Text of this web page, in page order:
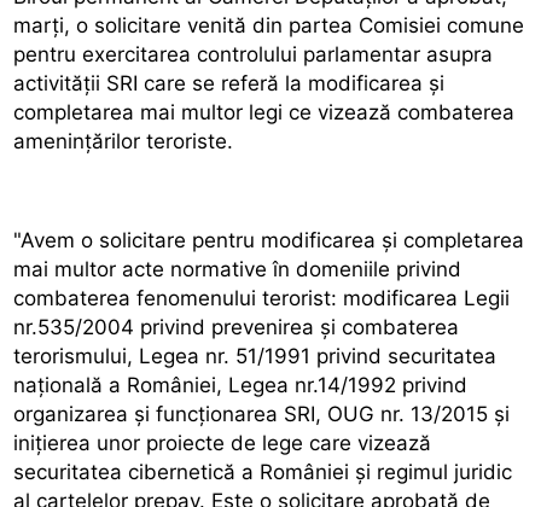
marți, o solicitare venită din partea Comisiei comune
pentru exercitarea controlului parlamentar asupra
activității SRI care se referă la modificarea și
completarea mai multor legi ce vizează combaterea
amenințărilor teroriste.
"Avem o solicitare pentru modificarea și completarea
mai multor acte normative în domeniile privind
combaterea fenomenului terorist: modificarea Legii
nr.535/2004 privind prevenirea și combaterea
terorismului, Legea nr. 51/1991 privind securitatea
națională a României, Legea nr.14/1992 privind
organizarea și funcționarea SRI, OUG nr. 13/2015 și
inițierea unor proiecte de lege care vizează
securitatea cibernetică a României și regimul juridic
al cartelelor prepay. Este o solicitare aprobată de